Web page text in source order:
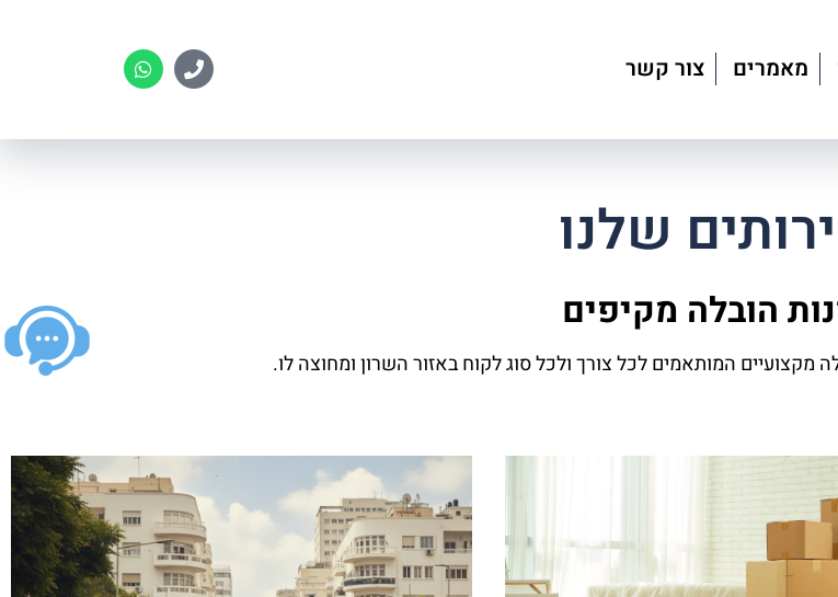
מאמרים צור קשר
שלנו
הובלה מקיפים
מקצועיים המותאמים לכל צורך ולכל סוג לקוח באזור השרון ומחוצה לו.